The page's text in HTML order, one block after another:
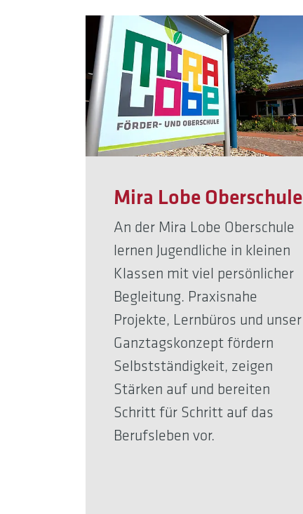
Mira Lobe Oberschule
An der Mira Lobe Oberschule
lernen Jugendliche in kleinen
Klassen mit viel persönlicher
Begleitung. Praxisnahe
Projekte, Lernbüros und unser
Ganztagskonzept fördern
Selbstständigkeit, zeigen
Stärken auf und bereiten
Schritt für Schritt auf das
Berufsleben vor.